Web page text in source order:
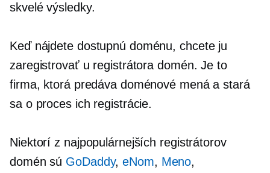
skvelé výsledky.
Keď nájdete dostupnú doménu, chcete ju
zaregistrovať u registrátora domén. Je to
firma, ktorá predáva doménové mená a stará
sa o proces ich registrácie.
Niektorí z najpopulárnejších registrátorov
domén sú GoDaddy,eNom, Meno,